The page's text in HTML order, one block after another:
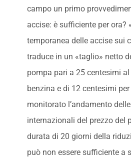
campo un primo
accise: è sufficiente per ora?
temporanea delle accise sui
traduce in un «taglio» netto
pompa pari a 25 centesimi
benzina e di 12 centesimi per
monitorato l’andamento
internazionali del prezzo del
durata di 20 giorni della
può non essere sufficiente a